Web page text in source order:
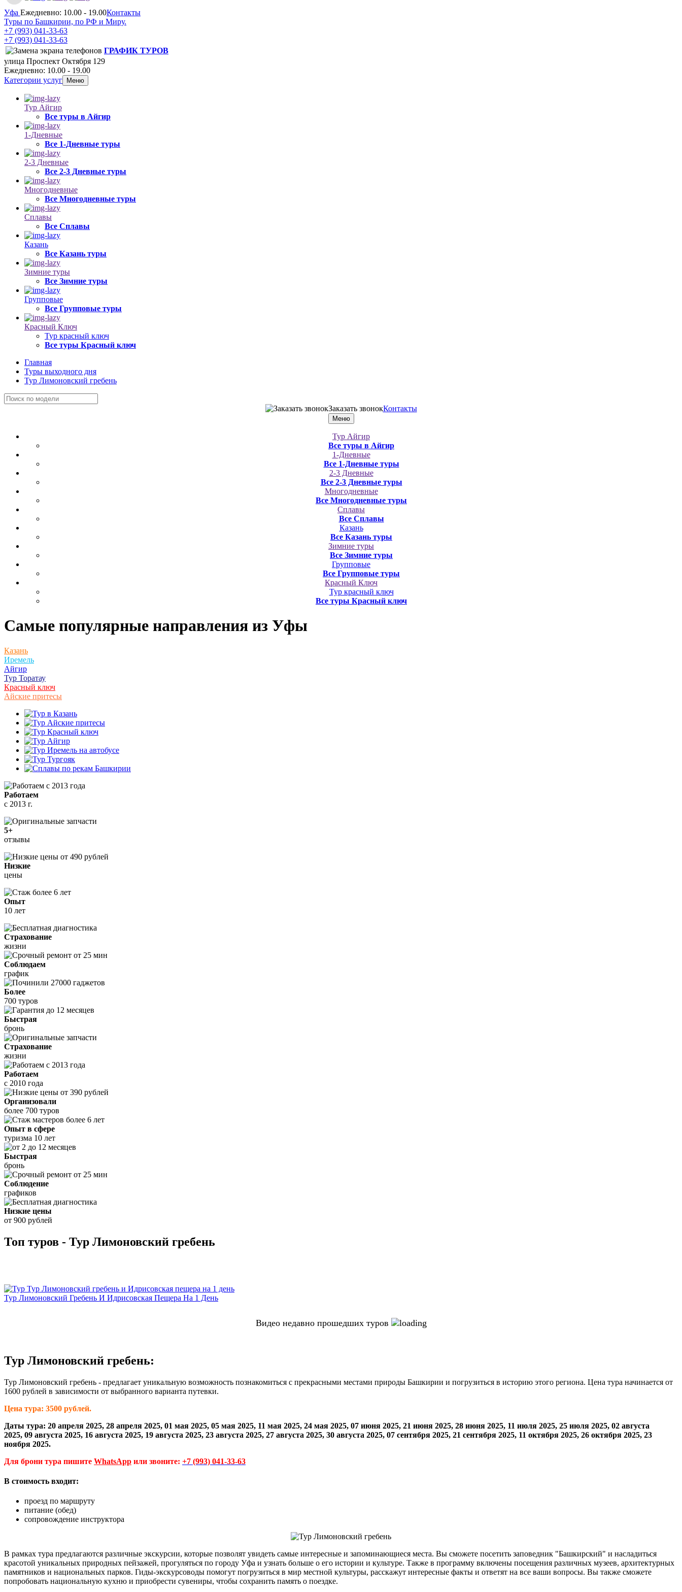
Уфа Ежедневно: 10.00 - 19.00Контакты
Туры по Башкирии, по РФ и Миру.
+7 (993) 041-33-63
+7 (993) 041-33-63
ГРАФИК ТУРОВ
улица Проспект Октября 129
Ежедневно: 10.00 - 19.00
Категории услуг
Меню
Тур Айгир
Все туры в Айгир
1-Дневные
Все 1-Дневные туры
2-3 Дневные
Все 2-3 Дневные туры
Многодневные
Все Многодневные туры
Сплавы
Все Сплавы
Казань
Все Казань туры
Зимние туры
Все Зимние туры
Групповые
Все Групповые туры
Красный Ключ
Тур красный ключ
Все туры Красный ключ
Главная
Туры выходного дня
Тур Лимоновский гребень
Заказать звонокКонтакты
Меню
Тур Айгир
Все туры в Айгир
1-Дневные
Все 1-Дневные туры
2-3 Дневные
Все 2-3 Дневные туры
Многодневные
Все Многодневные туры
Сплавы
Все Сплавы
Казань
Все Казань туры
Зимние туры
Все Зимние туры
Групповые
Все Групповые туры
Красный Ключ
Тур красный ключ
Все туры Красный ключ
Самые популярные направления из Уфы
Казань
Иремель
Айгир
Тур Торатау
Красный ключ
Айские притесы
Работаем
с 2013 г.
5+
отзывы
Низкие
цены
Опыт
10 лет
Страхование
жизни
Соблюдаем
график
Более
700 туров
Быстрая
бронь
Страхование
жизни
Работаем
с 2010 года
Организовали
более 700 туров
Опыт в сфере
туризма 10 лет
Быстрая
бронь
Соблюдение
графиков
Низкие цены
от 900 рублей
Топ туров - Тур Лимоновский гребень
Тур Лимоновский Гребень И Идрисовская Пещера На 1 День
Видео недавно прошедших туров
Тур Лимоновский гребень:
Тур Лимоновский гребень - предлагает уникальную возможность познакомиться с прекрасными местами природы Башкирии и погрузиться в историю этого региона. Цена тура начинается от
1600 рублей в зависимости от выбранного варианта путевки.
Цена тура: 3500 рублей.
Даты тура: 20 апреля 2025, 28 апреля 2025, 01 мая 2025, 05 мая 2025, 11 мая 2025, 24 мая 2025, 07 июня 2025, 21 июня 2025, 28 июня 2025, 11 июля 2025, 25 июля 2025, 02 августа
2025, 09 августа 2025, 16 августа 2025, 19 августа 2025, 23 августа 2025, 27 августа 2025, 30 августа 2025, 07 сентября 2025, 21 сентября 2025, 11 октября 2025, 26 октября 2025, 23
ноября 2025.
Для брони тура пишите WhatsApp или звоните: +7 (993) 041-33-63
В стоимость входит:
проезд по маршруту
питание (обед)
сопровождение инструктора
В рамках тура предлагаются различные экскурсии, которые позволят увидеть самые интересные и запоминающиеся места. Вы сможете посетить заповедник "Башкирский" и насладиться
красотой уникальных природных пейзажей, прогуляться по городу Уфа и узнать больше о его истории и культуре. Также в программу включены посещения различных музеев, архитектурных
памятников и национальных парков. Гиды-экскурсоводы помогут погрузиться в мир местной культуры, расскажут интересные факты и ответят на все ваши вопросы. Вы также сможете
попробовать национальную кухню и приобрести сувениры, чтобы сохранить память о поездке.